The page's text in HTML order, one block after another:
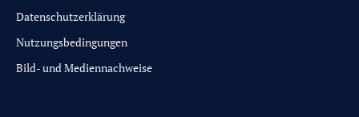
Datenschutzerklärung
Nutzungsbedingungen
Bild- und Mediennachweise